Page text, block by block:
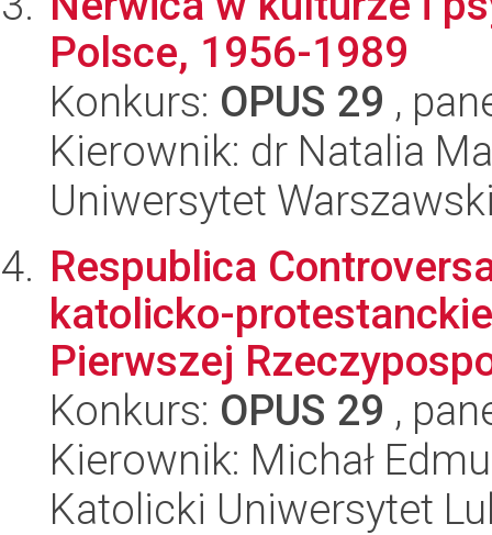
Polsce, 1956-1989
Konkurs: OPUS 29 ,
Kierownik: dr Natalia
Uniwersytet
Respublica
katolicko-
Pierwszej
Konkurs: OPUS 29 ,
Kierownik: Michał
Katolicki Uniwersytet